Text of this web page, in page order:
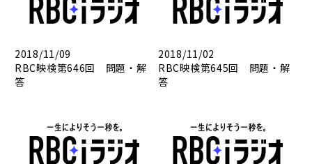
2018/11/09
RBC映検第646回 問題・解
答
2018/11/02
RBC映検第645回 問題・解
答